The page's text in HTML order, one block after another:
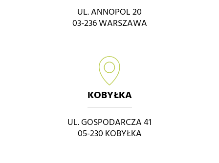
UL. ANNOPOL 20
03-236 WARSZAWA
KOBYŁKA
UL. GOSPODARCZA 41
05-230 KOBYŁKA